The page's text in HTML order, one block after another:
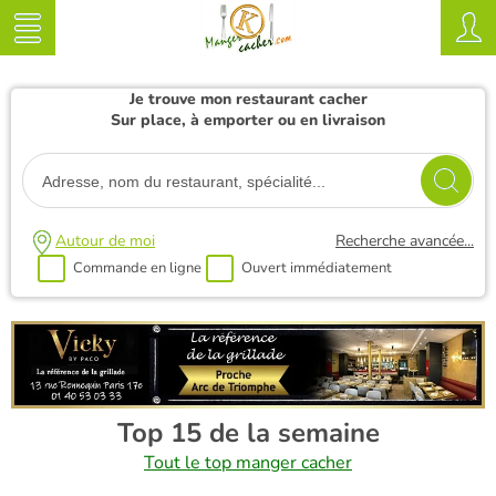
Je trouve mon restaurant cacher
Sur place, à emporter ou en livraison
Autour de moi
Commande en ligne Ouvert immédiatement
Recherche avancée...
Top 15 de la semaine
Tout le top manger cacher